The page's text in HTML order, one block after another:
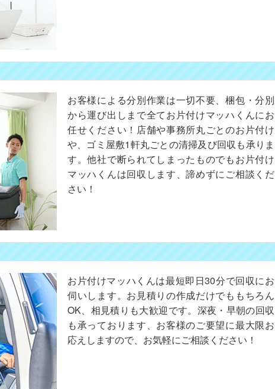
お客様による分別作業は一切不要、梱包・分別
から運び出しまで全てお片付けマッハくんにお
任せください！店舗や事務所丸ごとのお片付け
や、ゴミ屋敷1軒丸ごとの清掃及び回収も承りま
す。他社で断られてしまったものでもお片付け
マッハくんは回収します、諦めずにご相談くだ
さい！
お片付けマッハくんは最短即日30分で回収にお
伺いします。お見積りの作成だけでももちろん
OK、相見積りも大歓迎です。深夜・早朝の回収
も承っております、お客様のご要望に最大限お
応えしますので、お気軽にご相談ください！